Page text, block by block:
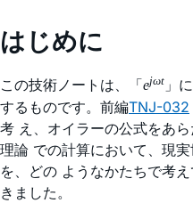
はじめに
この技術ノートは、「ejωt 」
するものです。前編TNJ-032
考 え、オイラーの公式をあ
理論 での計算において、現
を、どの ようなかたちで考
きました。